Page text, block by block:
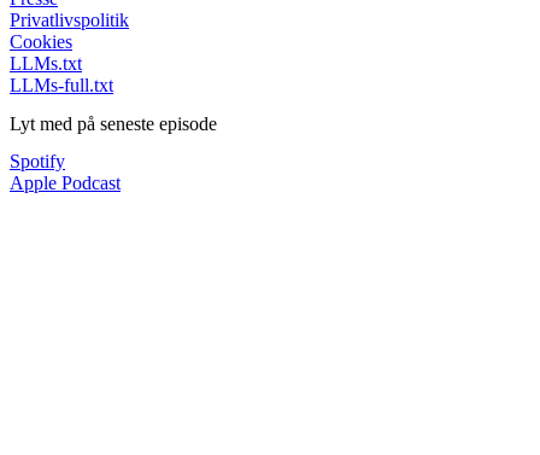
Privatlivspolitik
Cookies
LLMs.txt
LLMs-full.txt
Lyt med på seneste episode
Spotify
Apple Podcast